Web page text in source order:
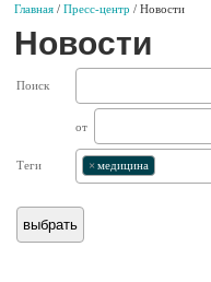
Главная / Пресс-центр / Новости
Новости
Поиск
от
Теги × медицина